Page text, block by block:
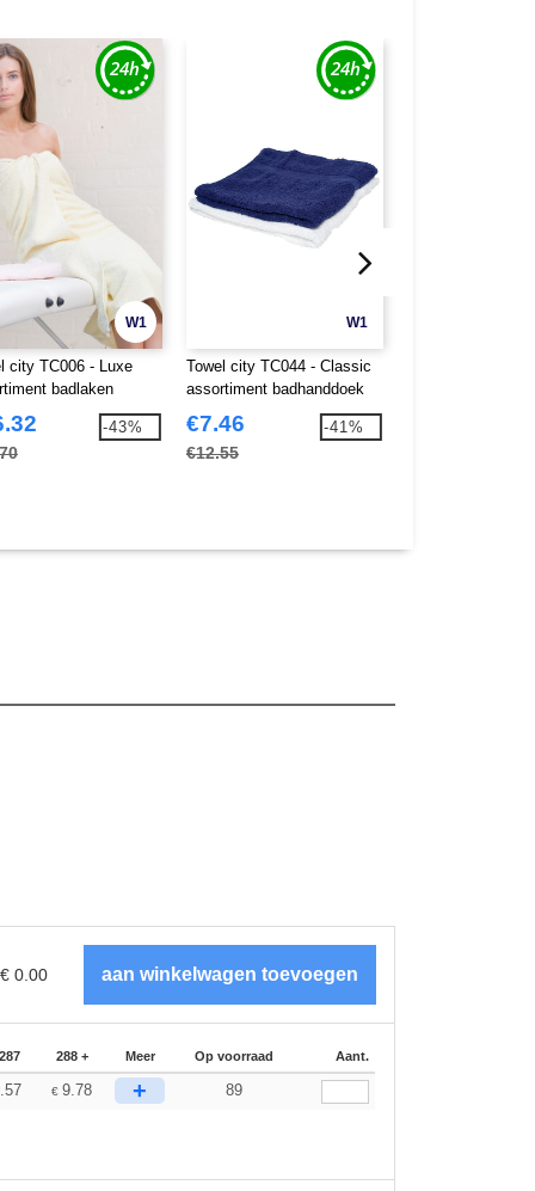
W1
city TC006 - Luxe
badlaken
-43%
W1
Towel city TC044 - Classic
assortiment badhanddoek
€7.46
€12.55
-41%
€ 0.00
288 + Meer Op voorraad Aant.
€9.78 + 89